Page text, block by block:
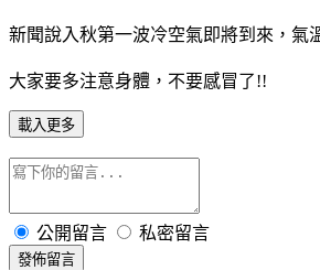
新聞說入秋第一波冷空氣即將到來，氣
大家要多注意身體，不要感冒了!!
載入更多
公開留言 私密留言
發佈留言